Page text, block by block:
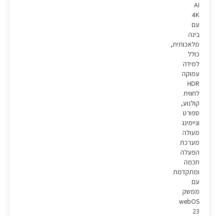
AI
4K
עם
בינה
מלאכותית,
כולל
למידה
עמוקה
HDR
לחווית
קולנוע,
ספורט
וגיימינג
מעולה
מערכת
הפעלה
חכמה
ומתקדמת
עם
ממשק
webOS
23